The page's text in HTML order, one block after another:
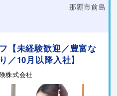
那覇市前島
【未経験歓迎／豊富な
／10月以降入社】
株式会社